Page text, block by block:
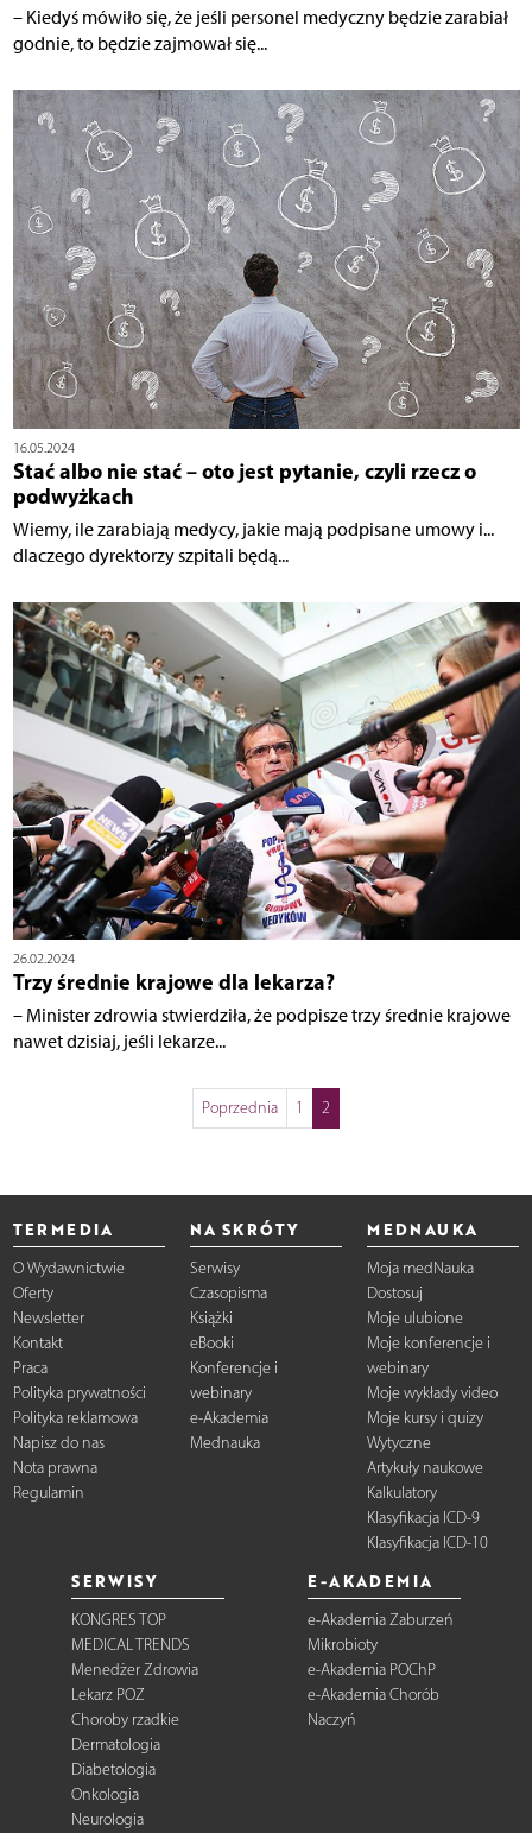
– Kiedyś mówiło się, że jeśli personel medyczny będzie zarabiał
godnie, to będzie zajmował się...
16.05.2024
Stać albo nie stać – oto jest pytanie, czyli rzecz o
podwyżkach
Wiemy, ile zarabiają medycy, jakie mają podpisane umowy i...
dlaczego dyrektorzy szpitali będą...
26.02.2024
Trzy średnie krajowe dla lekarza?
– Minister zdrowia stwierdziła, że podpisze trzy średnie krajowe
nawet dzisiaj, jeśli lekarze...
Poprzednia 1 2
TERMEDIA
O Wydawnictwie
Oferty
Newsletter
Kontakt
Praca
Polityka prywatności
Polityka reklamowa
Napisz do nas
Nota prawna
Regulamin
NA SKRÓTY
Serwisy
Czasopisma
Książki
eBooki
Konferencje i
webinary
e-Akademia
Mednauka
MEDNAUKA
Moja medNauka
Dostosuj
Moje ulubione
Moje konferencje i
webinary
Moje wykłady video
Moje kursy i quizy
Wytyczne
Artykuły naukowe
Kalkulatory
Klasyfikacja ICD-9
Klasyfikacja ICD-10
SERWISY
KONGRES TOP
MEDICAL TRENDS
Menedżer Zdrowia
Lekarz POZ
Choroby rzadkie
Dermatologia
Diabetologia
Onkologia
Neurologia
E-AKADEMIA
e-Akademia Zaburzeń
Mikrobioty
e-Akademia POChP
e-Akademia Chorób
Naczyń